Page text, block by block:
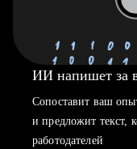
ИИ напишет за
Сопоставит ваш
и предложит текст,
работодателей